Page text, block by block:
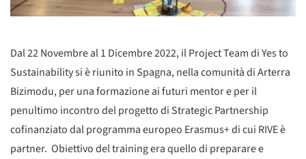
Dal 22 Novembre al 1 Dicembre 2022, il Project Team di Yes to
Sustainability si è riunito in Spagna, nella comunità di Arterra
Bizimodu, per una formazione ai futuri mentor e per il
penultimo incontro del progetto di Strategic Partnership
cofinanziato dal programma europeo Erasmus+ di cui RIVE è
partner. Obiettivo del training era quello di preparare e